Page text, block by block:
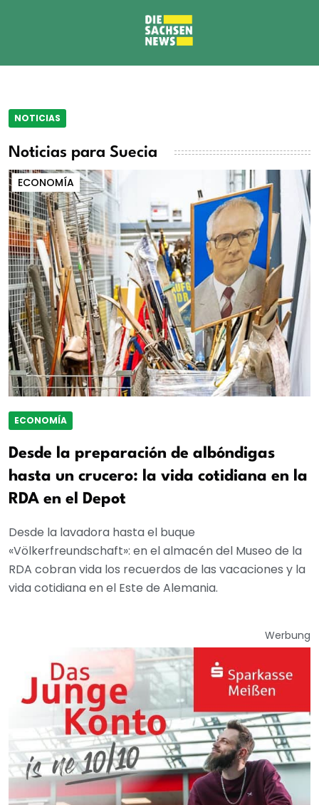
NOTICIAS
Noticias para Suecia
ECONOMÍA
ECONOMÍA
Desde la preparación de albóndigas
hasta un crucero: la vida cotidiana en la
RDA en el Depot
Desde la lavadora hasta el buque
«Völkerfreundschaft»: en el almacén del Museo de la
RDA cobran vida los recuerdos de las vacaciones y la
vida cotidiana en el Este de Alemania.
Werbung